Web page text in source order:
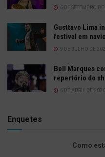
6 DE SETEMBRO DE
Gusttavo Lima
festival em
9 DE JULHO DE
Bell Marques
repertório do
6 DE ABRIL DE 2020
Enquetes
Como